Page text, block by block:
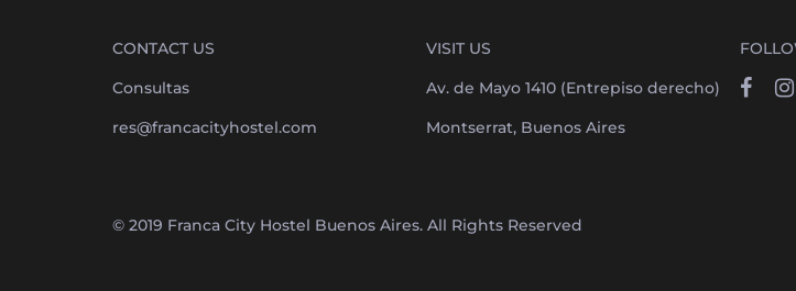
CONTACT US
Consultas
res@francacityhostel.com
VISIT US
Av. de Mayo 1410 (Entrepiso derecho)
Montserrat, Buenos Aires
© 2019 Franca City Hostel Buenos Aires. All Rights Reserved